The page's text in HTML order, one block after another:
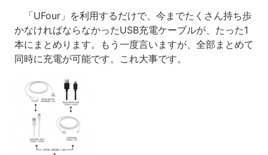
「UFour」を利用するだけで、今までたくさん持ち歩
かなければならなかったUSB充電ケーブルが、たった1
本にまとめります。もう一度言いますが、全部まとめて
同時に充電が可能です。これ大事です。